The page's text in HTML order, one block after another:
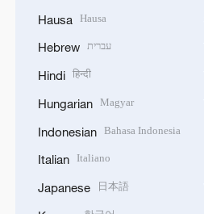
Hausa Hausa
Hebrew עברית
Hindi हिन्दी
Hungarian Magyar
Indonesian Bahasa Indonesia
Italian Italiano
Japanese 日本語